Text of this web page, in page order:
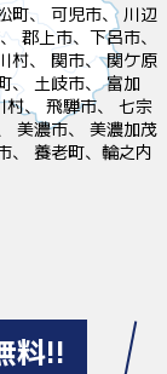
町、 可児市、 川辺
郡上市、下呂市、
村、 関市、 関ケ原
、 土岐市、 富加
村、 飛騨市、 七宗
美濃市、 美濃加茂
、 養老町、輪之内
料!!